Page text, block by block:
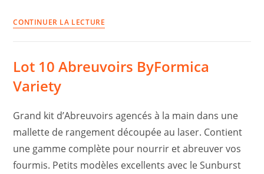
CONTINUER LA LECTURE
ByFormica
Lot 10 Abreuvoirs ByFormica
Variety
Grand kit d’Abreuvoirs agencés à la main dans une
mallette de rangement découpée au laser. Contient
une gamme complète pour nourrir et abreuver vos
fourmis. Petits modèles excellents avec le Sunburst